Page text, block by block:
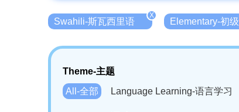
Swahili-斯瓦西里语
X
Elementary-初级
Theme-主题
All-全部
Language Learning-语言学习